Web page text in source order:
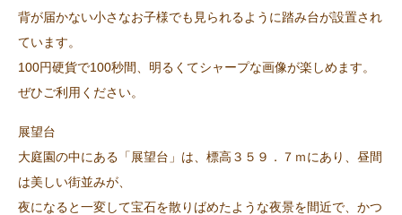
背が届かない小さなお子様でも見られるように踏み台が設置され
ています。
100円硬貨で100秒間、明るくてシャープな画像が楽しめます。
ぜひご利用ください。
展望台
大庭園の中にある「展望台」は、標高３５９．７ｍにあり、昼間
は美しい街並みが、
夜になると一変して宝石を散りばめたような夜景を間近で、かつ